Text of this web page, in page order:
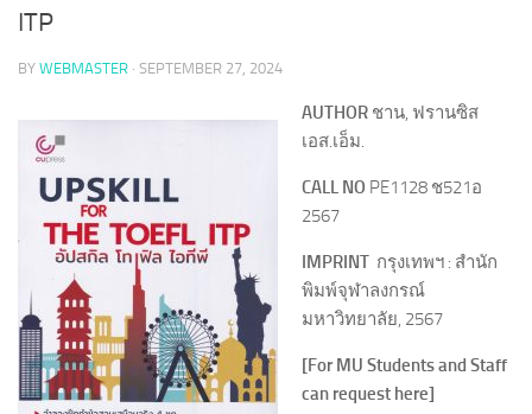
ITP
BY WEBMASTER · SEPTEMBER 27, 2024
AUTHOR ชาน, ฟรานซิส
เอส.เอ็ม.
CALL NO PE1128 ช521อ
2567
IMPRINT กรุงเทพฯ : สำนัก
พิมพ์จุฬาลงกรณ์
มหาวิทยาลัย, 2567
[For MU Students and Staff
can request here]